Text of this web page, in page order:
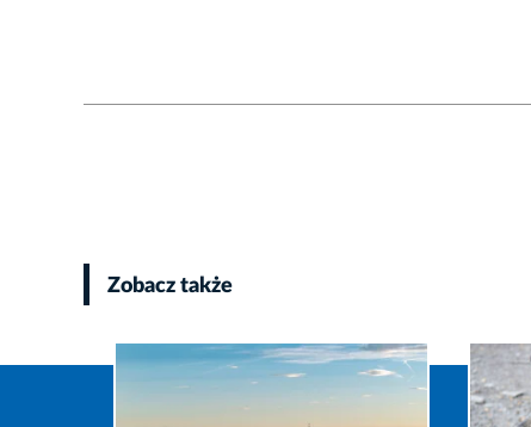
Zobacz także